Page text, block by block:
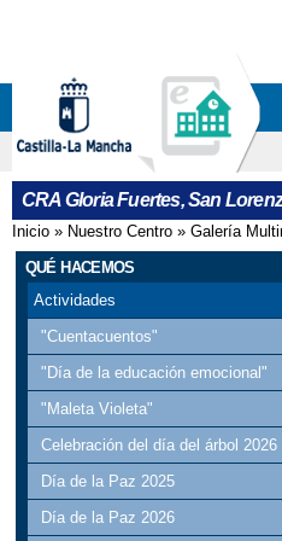
CRA Gloria Fuertes, San
Se encuentra
Inicio » Nuestro Centro » Galería
QUÉ HACEMOS
Actividades
"Cuentacuentos"
"Día de la educación emocional"
"Maleta Violeta"
Celebración del día del árbol 2026
Día de la Paz 2025
Día de la Paz 2026